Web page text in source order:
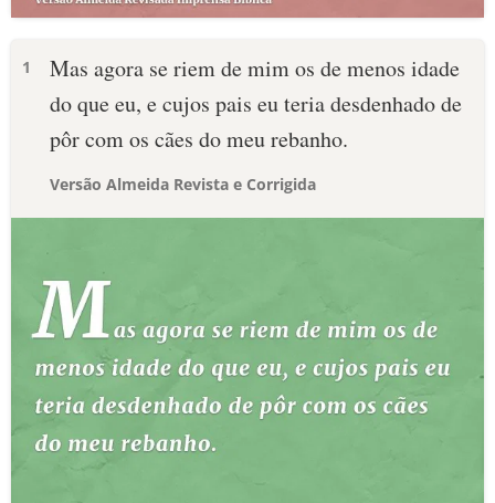
1
Mas agora se riem de mim os de menos idade
do que eu, e cujos pais eu teria desdenhado de
pôr com os cães do meu rebanho.
Versão Almeida Revista e Corrigida